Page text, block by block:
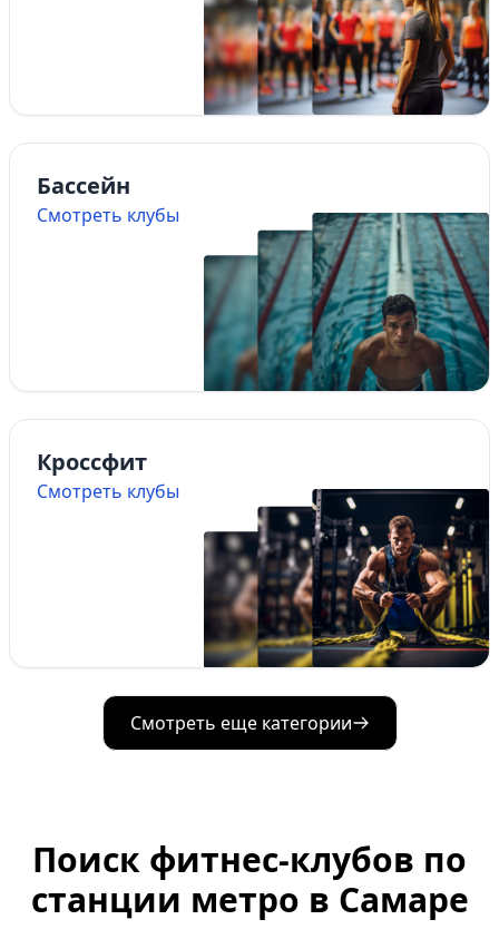
Бассейн
Смотреть клубы
Кроссфит
Смотреть клубы
Смотреть еще категории
Поиск фитнес-клубов по
станции метро в Самаре